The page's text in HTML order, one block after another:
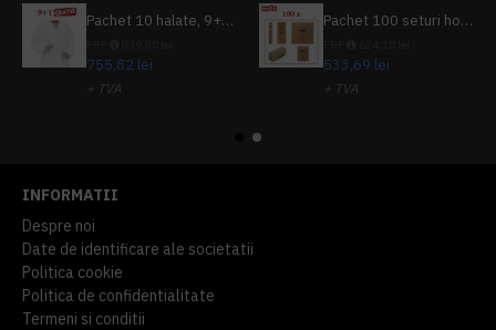
Pachet 10 halate, 9+1 gratuit
755,82 lei
+ TVA
Pachet 100 seturi hoteliere, set dentar, set barbierit, casca de dus, pila unghii, set cusut
533,69 lei
+ TVA
INFORMATII
Despre noi
Date de identificare ale societatii
Politica cookie
Politica de confidentialitate
Termeni si conditii